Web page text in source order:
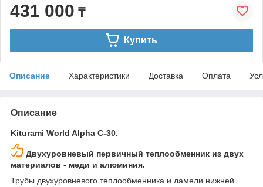
431 000 ₸
Купить
Описание Характеристики Доставка Оплата
Описание
Kiturami World Alpha C-30.
Двухуровневый первичный теплообменник из двух
материалов - меди и алюминия.
Трубы двухуровневого теплообменника и ламели нижней